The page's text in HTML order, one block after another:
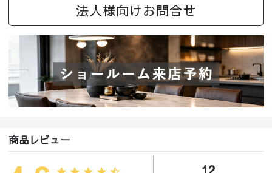
法人様向けお問合せ
商品レビュー